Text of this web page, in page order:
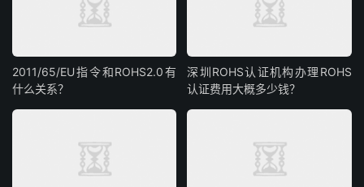
2011/65/EU指令和ROHS2.0有
什么关系？
深圳ROHS认证机构办理ROHS
认证费用大概多少钱？